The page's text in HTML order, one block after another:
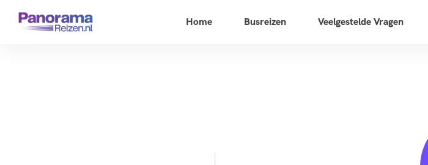
Home Busreizen Veelgestelde Vragen